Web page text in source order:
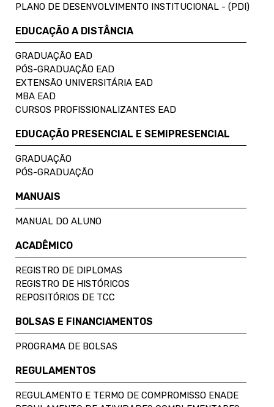
PLANO DE DESENVOLVIMENTO INSTITUCIONAL - (PDI)
EDUCAÇÃO A DISTÂNCIA
GRADUAÇÃO EAD
PÓS-GRADUAÇÃO EAD
EXTENSÃO UNIVERSITÁRIA EAD
MBA EAD
CURSOS PROFISSIONALIZANTES EAD
EDUCAÇÃO PRESENCIAL E SEMIPRESENCIAL
GRADUAÇÃO
PÓS-GRADUAÇÃO
MANUAIS
MANUAL DO ALUNO
ACADÊMICO
REGISTRO DE DIPLOMAS
REGISTRO DE HISTÓRICOS
REPOSITÓRIOS DE TCC
BOLSAS E FINANCIAMENTOS
PROGRAMA DE BOLSAS
REGULAMENTOS
REGULAMENTO E TERMO DE COMPROMISSO ENADE